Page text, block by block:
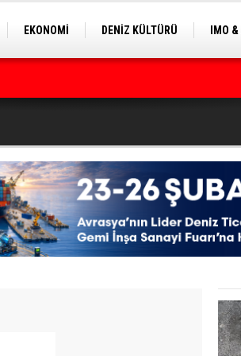
EKONOMİ DENİZ KÜLTÜRÜ
IMO